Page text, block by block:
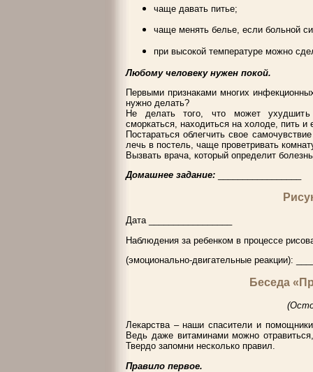
чаще давать питье;
чаще менять белье, если больной
при высокой температуре можно
Любому человеку нужен покой.
Первыми признаками многих
нужно делать?
Не делать того, что может ухудшить
сморкаться, находиться на холоде, пить и
Постараться облегчить свое
лечь в постель, чаще проветривать
Вызвать врача, который определит
Домашнее задание:
Дата _________________
Наблюдения за ребенком в процессе
(эмоционально-двигательные реакции):
Беседа
Лекарства – наши спасители и
Ведь даже витаминами можно
Твердо запомни несколько правил.
Правило первое.